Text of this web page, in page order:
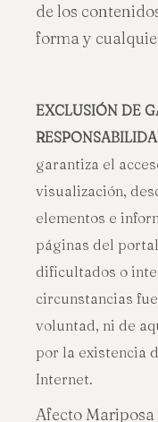
de los
forma y
EXCLUSIÓN DE
garantiza el
visualización,
elementos e
páginas del
dificultados o
circunstancias
voluntad, ni de
por la existencia
Internet.
Afecto